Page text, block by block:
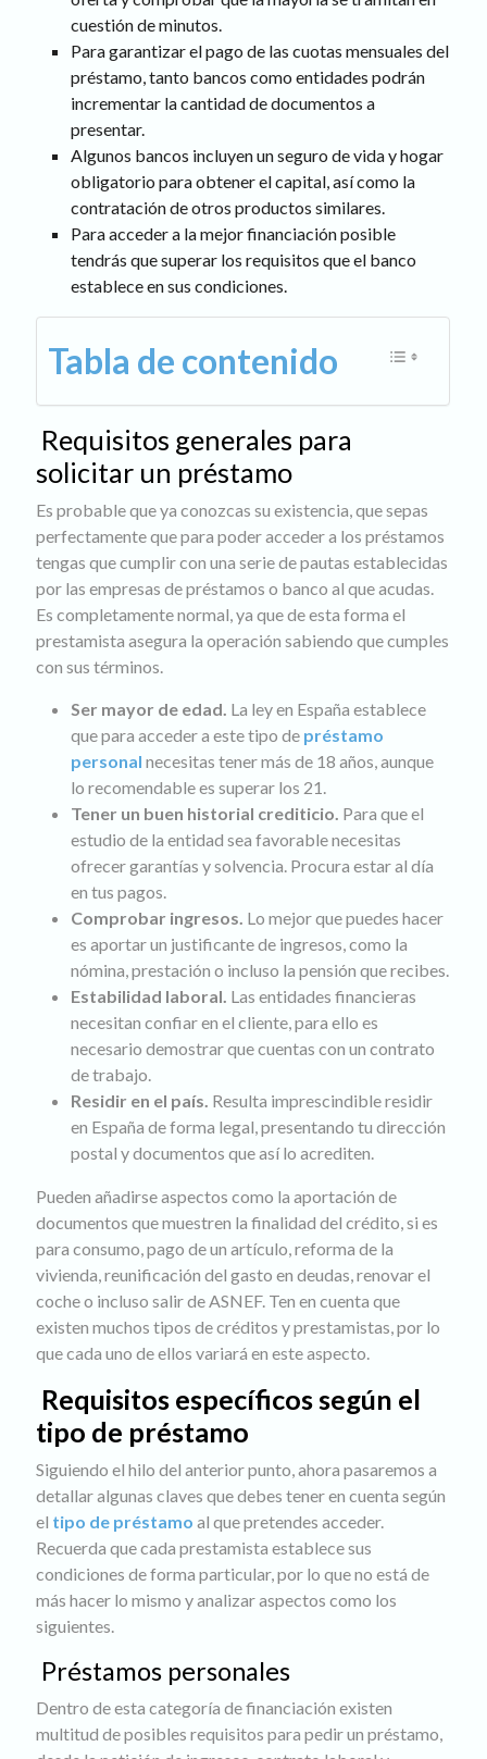
cuestión de minutos.
Para garantizar el pago de las cuotas mensuales del
préstamo, tanto bancos como entidades podrán
incrementar la cantidad de documentos a
presentar.
Algunos bancos incluyen un seguro de vida y hogar
obligatorio para obtener el capital, así como la
contratación de otros productos similares.
Para acceder a la mejor financiación posible
tendrás que superar los requisitos que el banco
establece en sus condiciones.
Tabla de contenido
Requisitos generales para
solicitar un préstamo
Es probable que ya conozcas su existencia, que sepas
perfectamente que para poder acceder a los préstamos
tengas que cumplir con una serie de pautas establecidas
por las empresas de préstamos o banco al que acudas.
Es completamente normal, ya que de esta forma el
prestamista asegura la operación sabiendo que cumples
con sus términos.
Ser mayor de edad. La ley en España establece
que para acceder a este tipo de préstamo
personal necesitas tener más de 18 años, aunque
lo recomendable es superar los 21.
Tener un buen historial crediticio. Para que el
estudio de la entidad sea favorable necesitas
ofrecer garantías y solvencia. Procura estar al día
en tus pagos.
Comprobar ingresos. Lo mejor que puedes hacer
es aportar un justificante de ingresos, como la
nómina, prestación o incluso la pensión que recibes.
Estabilidad laboral. Las entidades financieras
necesitan confiar en el cliente, para ello es
necesario demostrar que cuentas con un contrato
de trabajo.
Residir en el país. Resulta imprescindible residir
en España de forma legal, presentando tu dirección
postal y documentos que así lo acrediten.
Pueden añadirse aspectos como la aportación de
documentos que muestren la finalidad del crédito, si es
para consumo, pago de un artículo, reforma de la
vivienda, reunificación del gasto en deudas, renovar el
coche o incluso salir de ASNEF. Ten en cuenta que
existen muchos tipos de créditos y prestamistas, por lo
que cada uno de ellos variará en este aspecto.
Requisitos específicos según el
tipo de préstamo
Siguiendo el hilo del anterior punto, ahora pasaremos a
detallar algunas claves que debes tener en cuenta según
el tipo de préstamo al que pretendes acceder.
Recuerda que cada prestamista establece sus
condiciones de forma particular, por lo que no está de
más hacer lo mismo y analizar aspectos como los
siguientes.
Préstamos personales
Dentro de esta categoría de financiación existen
multitud de posibles requisitos para pedir un préstamo,